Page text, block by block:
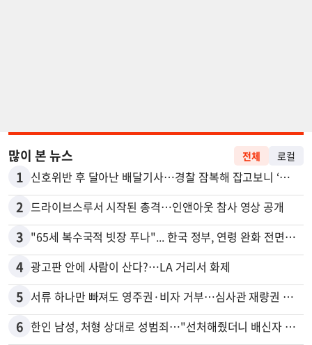
많이 본 뉴스 전체 로컬
1 신호위반 후 달아난 배달기사…경찰 잠복해 잡고보니 ‘반전’
2 드라이브스루서 시작된 총격…인앤아웃 참사 영상 공개
3 "65세 복수국적 빗장 푸나"... 한국 정부, 연령 완화 전면 추진
4 광고판 안에 사람이 산다?…LA 거리서 화제
5 서류 하나만 빠져도 영주권·비자 거부…심사관 재량권 대폭 확대
6 한인 남성, 처형 상대로 성범죄…"선처해줬더니 배신자 취급"